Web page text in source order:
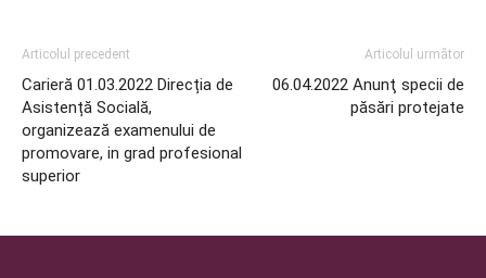
Articolul precedent
Carieră 01.03.2022 Direcția de
Asistență Socială,
organizează examenului de
promovare, in grad profesional
superior
Articolul următor
06.04.2022 Anunţ specii de
păsări protejate